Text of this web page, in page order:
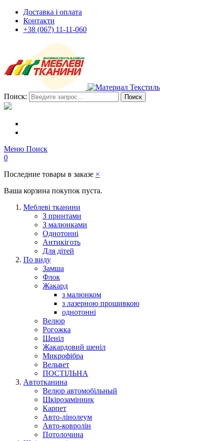
Доставка і оплата
Контакти
+38 (067) 11-11-060
Поиск: Поиск
Меню Поиск
0
Последние товары в заказе ×
Ваша корзина покупок пуста.
Меблеві тканини
З принтами
З малюнками
Однотонні
Антикіготь
Для дітей
По виду
Замша
Флок
Жакард
з малюнком
з лазерною прошивкою
однотонні
Велюр
Рогожка
Шеніл
Жакардовий шеніл
Микрофібра
Вельвет
ПОСТІЛЬНА
Автотканина
Велюр автомобільный
Шкірозамінник
Карпет
Авто-лінолеум
Авто-ковролін
Потолочина